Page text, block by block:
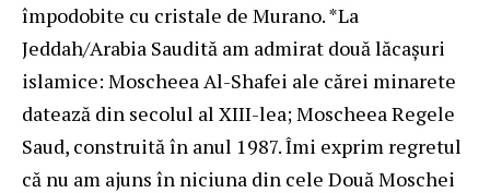
împodobite cu cristale de Murano. *La
Jeddah/Arabia Saudită am admirat două lăcaşuri
islamice: Moscheea Al-Shafei ale cărei minarete
datează din secolul al XIII-lea; Moscheea Regele
Saud, construită în anul 1987. Îmi exprim regretul
că nu am ajuns în niciuna din cele Două Moschei